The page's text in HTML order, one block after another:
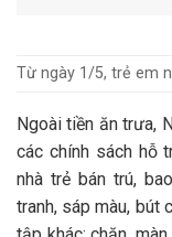
Từ ngày 1/5, trẻ em
Ngoài tiền ăn trưa,
các chính sách hỗ
nhà trẻ bán trú,
tranh, sáp màu, bút